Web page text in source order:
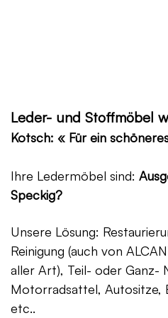
Leder- und Stoffmöbel
Kotsch: « Für ein
Ihre Ledermöbel sind:
Speckig?
Unsere Lösung:
Reinigung (auch von
aller Art), Teil- oder Ganz-
Motorradsattel, Autositze,
etc..